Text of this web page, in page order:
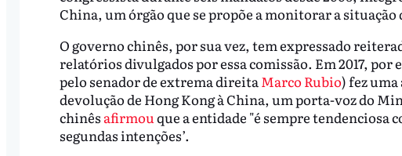
China, um órgão que se propõe a monitorar a
O governo chinês, por sua vez, tem expressado
relatórios divulgados por essa comissão. Em 2017,
pelo senador de extrema direitaMarco Rubio) fez uma
devolução de Hong Kong à China, um porta-voz do
chinês afirmouque a entidade "é sempre tendenciosa
segundas intenções’.